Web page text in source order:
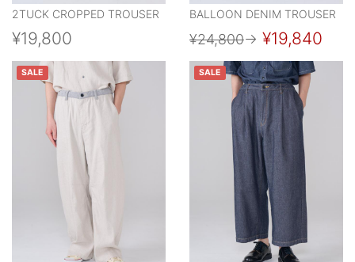
2TUCK CROPPED TROUSER
¥19,800
BALLOON DENIM TROUSER
¥24,800→ ¥19,840
SALE SALE